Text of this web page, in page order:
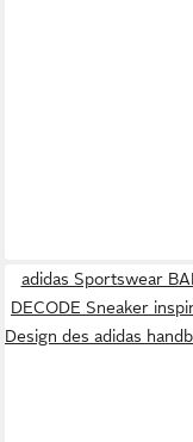
adidas Sportswear
DECODE Sneaker
Design des adidas